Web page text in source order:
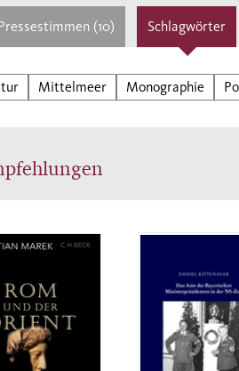
der Hochkulturen, das sich
der Mitte breitet, und sehen
die von der Straße von
von Etrurien bis Alexandria
(10) Schlagwörter
Mittelmeer Monographie